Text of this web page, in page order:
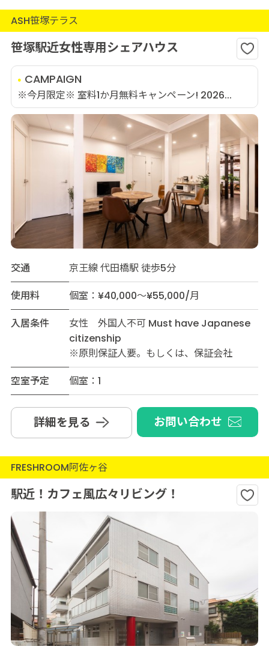
ASH笹塚テラス
笹塚駅近女性専用シェアハウス
CAMPAIGN
※今月限定※ 室料1か月無料キャンペーン! 2026...
交通
京王線 代田橋駅 徒歩5分
使用料
個室：¥40,000～¥55,000/月
入居条件
女性 外国人不可 Must have Japanese
citizenship
※原則保証人要。もしくは、保証会社
空室予定
個室：1
詳細を見る お問い合わせ
FRESHROOM阿佐ヶ谷
駅近！カフェ風広々リビング！